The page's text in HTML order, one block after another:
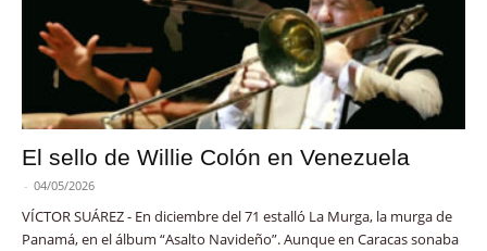
El sello de Willie Colón en Venezuela
- 04/05/2026
VÍCTOR SUÁREZ - En diciembre del 71 estalló La Murga, la murga de
Panamá, en el álbum “Asalto Navideño”. Aunque en Caracas sonaba